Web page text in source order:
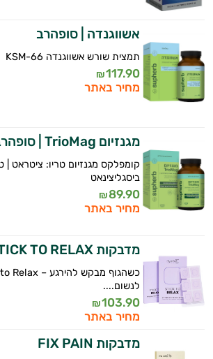
אשווגנדה | סופהרב
תמצית שורש אשווגנדה KSM-66
117.90
₪
מחיר באתר
מגנזיום TrioMag | סופהרב
קומפלקס מגנזיום טריו: ציטראט |
ביסגליצינאט
89.90
₪
מחיר באתר
מדבקות STICK TO RELAX
לנשום....
103.90
₪
מחיר באתר
מדבקות FIX PAIN